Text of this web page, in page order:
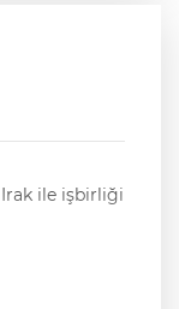
Irak ile işbirliği